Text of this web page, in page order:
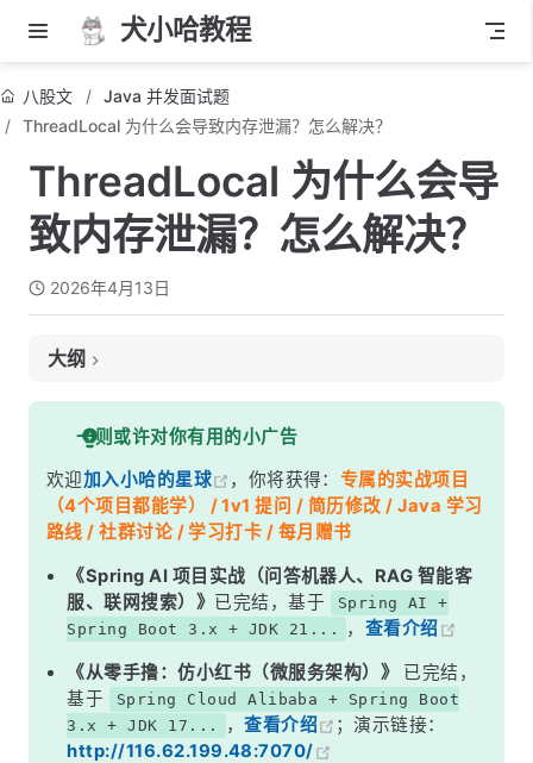
犬小哈教程
八股文
Java 并发面试题
ThreadLocal 为什么会导致内存泄漏？怎么解决？
ThreadLocal 为什么会导
致内存泄漏？怎么解决？
2026年4月13日
大纲
面试考察点
核心答案
深度解析
一、先搞清楚四种引用类型
二、泄漏产生的完整链路
三、为什么不把 value 也设为弱引用？
五、解决方案
六、线程池 vs 普通线程的泄漏对比
一则或许对你有用的小广告
欢迎加入小哈的星球 ，你将获得： 专属的实战项目
（4个项目都能学） / 1v1 提问 / 简历修改 / Java 学习
路线 / 社群讨论 / 学习打卡 / 每月赠书
《Spring AI 项目实战（问答机器人、RAG 智能客
服、联网搜索）》 已完结，基于
Spring AI +
Spring Boot 3.x + JDK 21...
， 查看介绍
《从零手撸：仿小红书（微服务架构）》
已完结，
基于
Spring Cloud Alibaba + Spring Boot
3.x + JDK 17...
，查看介绍
；演示链接：
http://116.62.199.48:7070/